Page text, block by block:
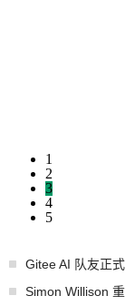
1
2
3
4
5
Gitee AI 队友正
Simon Willison